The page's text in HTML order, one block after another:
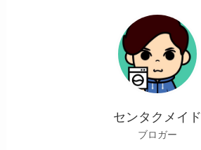
センタクメイド
ブロガー